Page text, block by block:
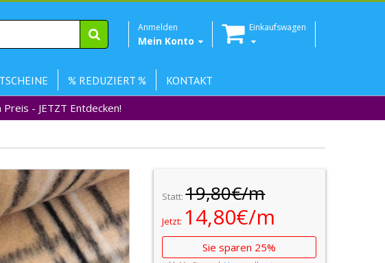
Anmelden
Mein Konto
Einkaufswagen
% REDUZIERT %
KONTAKT
- JETZT Entdecken!
Statt:19,80€/m
Jetzt: 14,80€/m
Sie sparen 25%